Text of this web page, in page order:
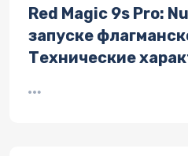
Red Magic 9s Pro:
запуске
Технические